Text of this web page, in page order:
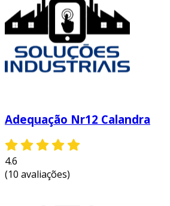
Adequação Nr12 Calandra
4.6
(10 avaliações)